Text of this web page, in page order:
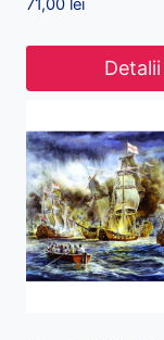
Detalii